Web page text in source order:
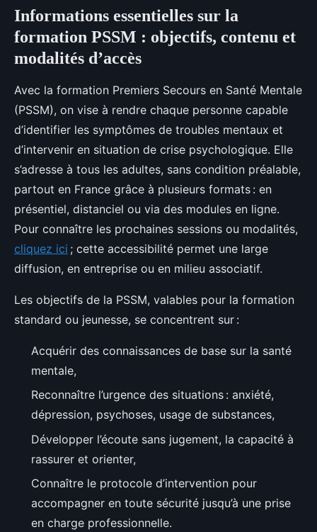
Informations essentielles sur la
formation PSSM : objectifs, contenu et
modalités d’accès
Avec la formation Premiers Secours en Santé Mentale
(PSSM), on vise à rendre chaque personne capable
d’identifier les symptômes de troubles mentaux et
d’intervenir en situation de crise psychologique. Elle
s’adresse à tous les adultes, sans condition préalable,
partout en France grâce à plusieurs formats : en
présentiel, distanciel ou via des modules en ligne.
Pour connaître les prochaines sessions ou modalités,
cliquez ici ; cette accessibilité permet une large
diffusion, en entreprise ou en milieu associatif.
Les objectifs de la PSSM, valables pour la formation
standard ou jeunesse, se concentrent sur :
Acquérir des connaissances de base sur la santé
mentale,
Reconnaître l’urgence des situations : anxiété,
dépression, psychoses, usage de substances,
Développer l’écoute sans jugement, la capacité à
rassurer et orienter,
Connaître le protocole d’intervention pour
accompagner en toute sécurité jusqu’à une prise
en charge professionnelle.